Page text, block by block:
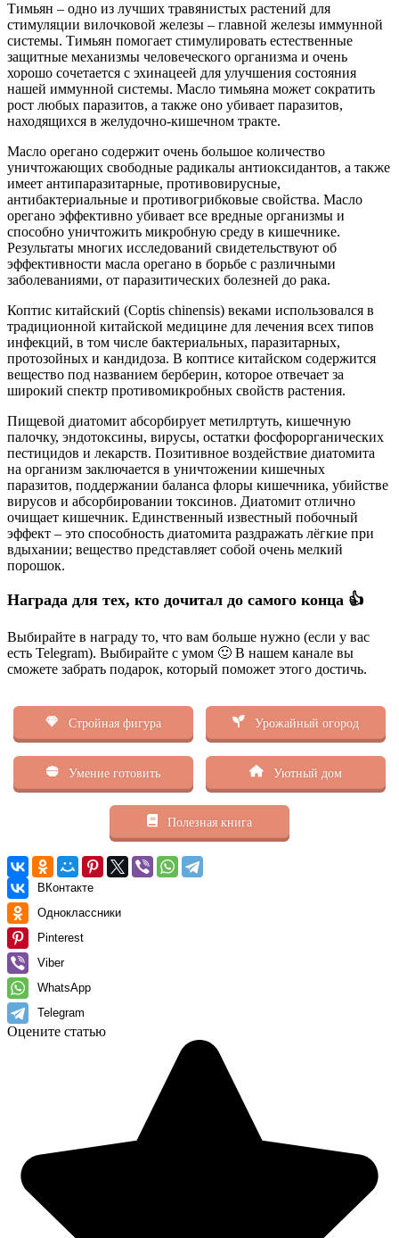
Тимьян – одно из лучших травянистых растений для
стимуляции вилочковой железы – главной железы иммунной
системы. Тимьян помогает стимулировать естественные
защитные механизмы человеческого организма и очень
хорошо сочетается с эхинацеей для улучшения состояния
нашей иммунной системы. Масло тимьяна может сократить
рост любых паразитов, а также оно убивает паразитов,
находящихся в желудочно-кишечном тракте.
Масло орегано содержит очень большое количество
уничтожающих свободные радикалы антиоксидантов, а также
имеет антипаразитарные, противовирусные,
антибактериальные и противогрибковые свойства. Масло
орегано эффективно убивает все вредные организмы и
способно уничтожить микробную среду в кишечнике.
Результаты многих исследований свидетельствуют об
эффективности масла орегано в борьбе с различными
заболеваниями, от паразитических болезней до рака.
Коптис китайский (Coptis chinensis) веками использовался в
традиционной китайской медицине для лечения всех типов
инфекций, в том числе бактериальных, паразитарных,
протозойных и кандидоза. В коптисе китайском содержится
вещество под названием берберин, которое отвечает за
широкий спектр противомикробных свойств растения.
Пищевой диатомит абсорбирует метилртуть, кишечную
палочку, эндотоксины, вирусы, остатки фосфорорганических
пестицидов и лекарств. Позитивное воздействие диатомита
на организм заключается в уничтожении кишечных
паразитов, поддержании баланса флоры кишечника, убийстве
вирусов и абсорбировании токсинов. Диатомит отлично
очищает кишечник. Единственный известный побочный
эффект – это способность диатомита раздражать лёгкие при
вдыхании; вещество представляет собой очень мелкий
порошок.
Награда для тех, кто дочитал до самого конца 👍
Выбирайте в награду то, что вам больше нужно (если у вас
есть Telegram). Выбирайте с умом 🙂 В нашем канале вы
сможете забрать подарок, который поможет этого достичь.
Стройная фигура Урожайный огород
Умение готовить Уютный дом
Полезная книга
ВКонтакте
Одноклассники
Pinterest
Viber
WhatsApp
Telegram
Оцените статью